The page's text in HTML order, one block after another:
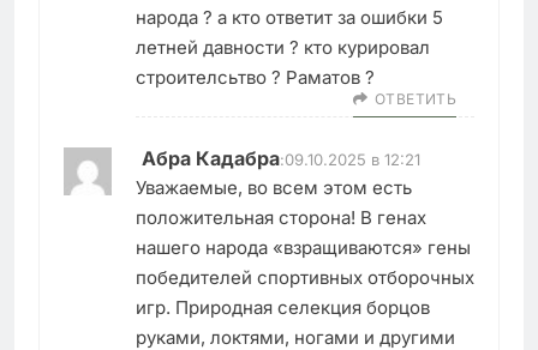
народа ? а кто ответит за ошибки 5
летней давности ? кто курировал
строителсьтво ? Раматов ?
ОТВЕТИТЬ
Абра Кадабра:09.10.2025 в 12:21
Уважаемые, во всем этом есть
положительная сторона! В генах
нашего народа «взращиваются» гены
победителей спортивных отборочных
игр. Природная селекция борцов
руками, локтями, ногами и другими